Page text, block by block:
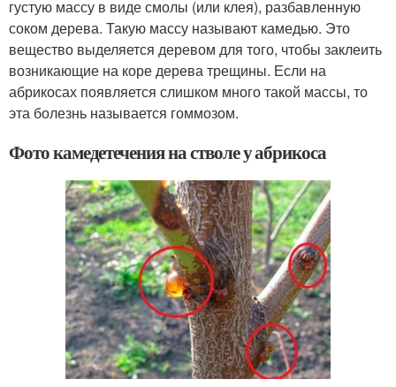
густую массу в виде смолы (или клея), разбавленную
соком дерева. Такую массу называют камедью. Это
вещество выделяется деревом для того, чтобы заклеить
возникающие на коре дерева трещины. Если на
абрикосах появляется слишком много такой массы, то
эта болезнь называется гоммозом.
Фото камедетечения на стволе у абрикоса